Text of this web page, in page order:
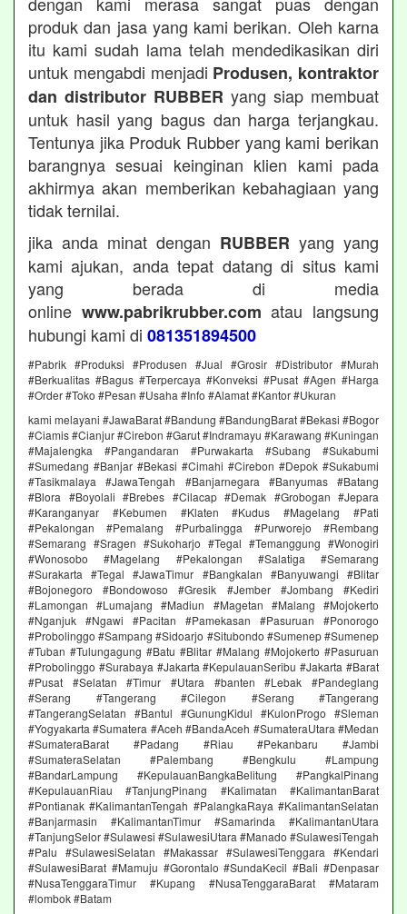
produk dan jasa yang kami berikan. Oleh karna
itu kami sudah lama telah mendedikasikan diri
untuk mengabdi menjadi Produsen, kontraktor
dan distributor RUBBER yang siap membuat
untuk hasil yang bagus dan harga terjangkau.
Tentunya jika Produk Rubber yang kami berikan
barangnya sesuai keinginan klien kami pada
akhirmya akan memberikan kebahagiaan yang
tidak ternilai.
jika anda minat dengan RUBBER yang yang
kami ajukan, anda tepat datang di situs kami
yang berada di media
online www.pabrikrubber.com atau langsung
hubungi kami di 081351894500
#Pabrik #Produksi #Produsen #Jual #Grosir #Distributor #Murah
#Berkualitas #Bagus #Terpercaya #Konveksi #Pusat #Agen #Harga
#Order #Toko #Pesan #Usaha #Info #Alamat #Kantor #Ukuran
kami melayani #JawaBarat #Bandung #BandungBarat #Bekasi #Bogor
#Ciamis #Cianjur #Cirebon #Garut #Indramayu #Karawang #Kuningan
#Majalengka #Pangandaran #Purwakarta #Subang #Sukabumi
#Sumedang #Banjar #Bekasi #Cimahi #Cirebon #Depok #Sukabumi
#Tasikmalaya #JawaTengah #Banjarnegara #Banyumas #Batang
#Blora #Boyolali #Brebes #Cilacap #Demak #Grobogan #Jepara
#Karanganyar #Kebumen #Klaten #Kudus #Magelang #Pati
#Pekalongan #Pemalang #Purbalingga #Purworejo #Rembang
#Semarang #Sragen #Sukoharjo #Tegal #Temanggung #Wonogiri
#Wonosobo #Magelang #Pekalongan #Salatiga #Semarang
#Surakarta #Tegal #JawaTimur #Bangkalan #Banyuwangi #Blitar
#Bojonegoro #Bondowoso #Gresik #Jember #Jombang #Kediri
#Lamongan #Lumajang #Madiun #Magetan #Malang #Mojokerto
#Nganjuk #Ngawi #Pacitan #Pamekasan #Pasuruan #Ponorogo
#Probolinggo #Sampang #Sidoarjo #Situbondo #Sumenep #Sumenep
#Tuban #Tulungagung #Batu #Blitar #Malang #Mojokerto #Pasuruan
#Probolinggo #Surabaya #Jakarta #KepulauanSeribu #Jakarta #Barat
#Pusat #Selatan #Timur #Utara #banten #Lebak #Pandeglang
#Serang #Tangerang #Cilegon #Serang #Tangerang
#TangerangSelatan #Bantul #GunungKidul #KulonProgo #Sleman
#Yogyakarta #Sumatera #Aceh #BandaAceh #SumateraUtara #Medan
#SumateraBarat #Padang #Riau #Pekanbaru #Jambi
#SumateraSelatan #Palembang #Bengkulu #Lampung
#BandarLampung #KepulauanBangkaBelitung #PangkalPinang
#KepulauanRiau #TanjungPinang #Kalimatan #KalimantanBarat
#Pontianak #KalimantanTengah #PalangkaRaya #KalimantanSelatan
#Banjarmasin #KalimantanTimur #Samarinda #KalimantanUtara
#TanjungSelor #Sulawesi #SulawesiUtara #Manado #SulawesiTengah
#Palu #SulawesiSelatan #Makassar #SulawesiTenggara #Kendari
#SulawesiBarat #Mamuju #Gorontalo #SundaKecil #Bali #Denpasar
#NusaTenggaraTimur #Kupang #NusaTenggaraBarat #Mataram
#lombok #Batam